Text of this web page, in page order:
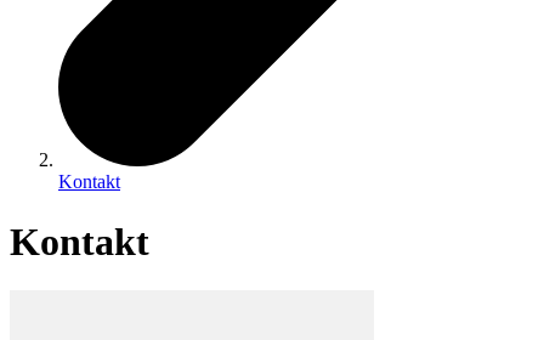
Kontakt
Kontakt